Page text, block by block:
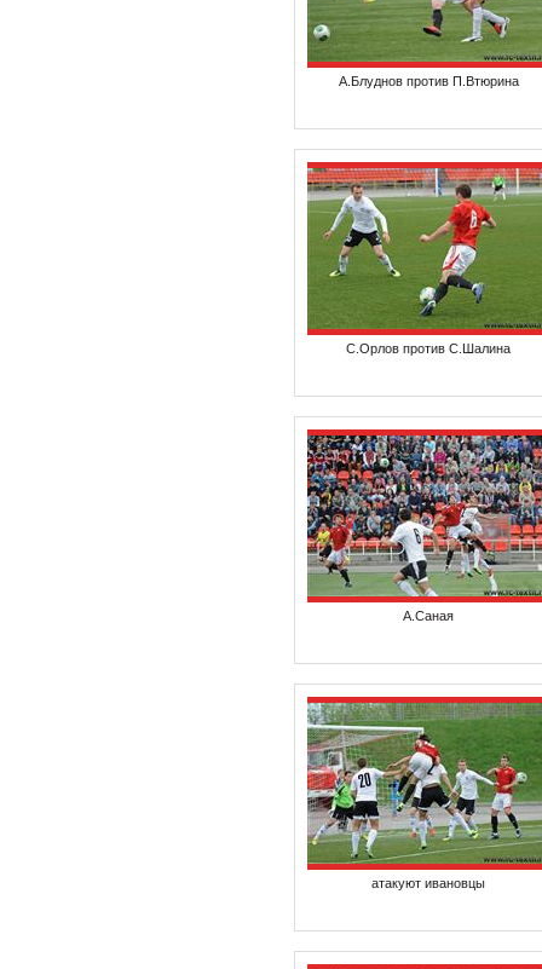
А.Блуднов против П.Втюрина
С.Орлов против С.Шалина
А.Саная
атакуют ивановцы